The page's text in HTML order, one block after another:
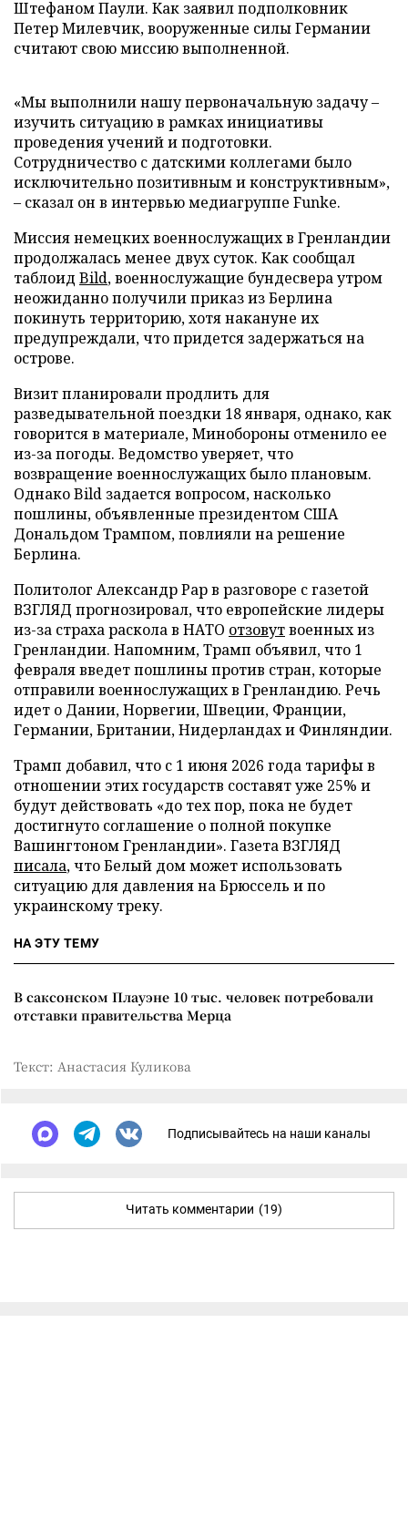
Штефаном Паули. Как заявил подполковник
Петер Милевчик, вооруженные силы Германии
считают свою миссию выполненной.
«Мы выполнили нашу первоначальную задачу –
изучить ситуацию в рамках инициативы
проведения учений и подготовки.
Сотрудничество с датскими коллегами было
исключительно позитивным и конструктивным»,
– сказал он в интервью медиагруппе Funke.
Миссия немецких военнослужащих в Гренландии
продолжалась менее двух суток. Как сообщал
таблоид Bild, военнослужащие бундесвера утром
неожиданно получили приказ из Берлина
покинуть территорию, хотя накануне их
предупреждали, что придется задержаться на
острове.
Визит планировали продлить для
разведывательной поездки 18 января, однако, как
говорится в материале, Минобороны отменило ее
из-за погоды. Ведомство уверяет, что
возвращение военнослужащих было плановым.
Однако Bild задается вопросом, насколько
пошлины, объявленные президентом США
Дональдом Трампом, повлияли на решение
Берлина.
Политолог Александр Рар в разговоре с газетой
ВЗГЛЯД прогнозировал, что европейские лидеры
из-за страха раскола в НАТО отзовутвоенных из
Гренландии. Напомним, Трамп объявил, что 1
февраля введет пошлины против стран, которые
отправили военнослужащих в Гренландию. Речь
идет о Дании, Норвегии, Швеции, Франции,
Германии, Британии, Нидерландах и Финляндии.
Трамп добавил, что с 1 июня 2026 года тарифы в
отношении этих государств составят уже 25% и
будут действовать «до тех пор, пока не будет
достигнуто соглашение о полной покупке
Вашингтоном Гренландии». Газета ВЗГЛЯД
писала, что Белый дом может использовать
ситуацию для давления на Брюссель и по
украинскому треку.
НА ЭТУ ТЕМУ
В саксонском Плауэне 10 тыс. человек потребовали
отставки правительства Мерца
Текст: Анастасия Куликова
Подписывайтесь на наши каналы
Читать комментарии (19)